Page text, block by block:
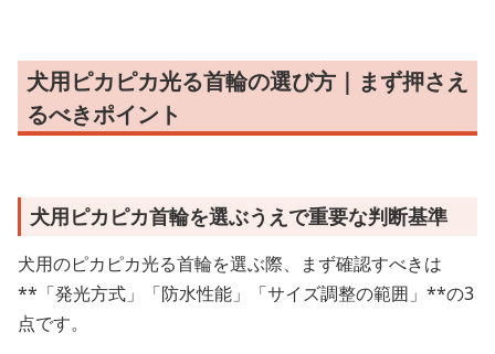
犬用ピカピカ光る首輪の選び方｜まず押さえ
るべきポイント
犬用ピカピカ首輪を選ぶうえで重要な判断基準
犬用のピカピカ光る首輪を選ぶ際、まず確認すべきは
**「発光方式」「防水性能」「サイズ調整の範囲」**の3
点です。